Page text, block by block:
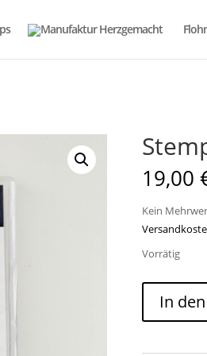
19,00
Kein
Vorrätig
Dahlia
Days
In